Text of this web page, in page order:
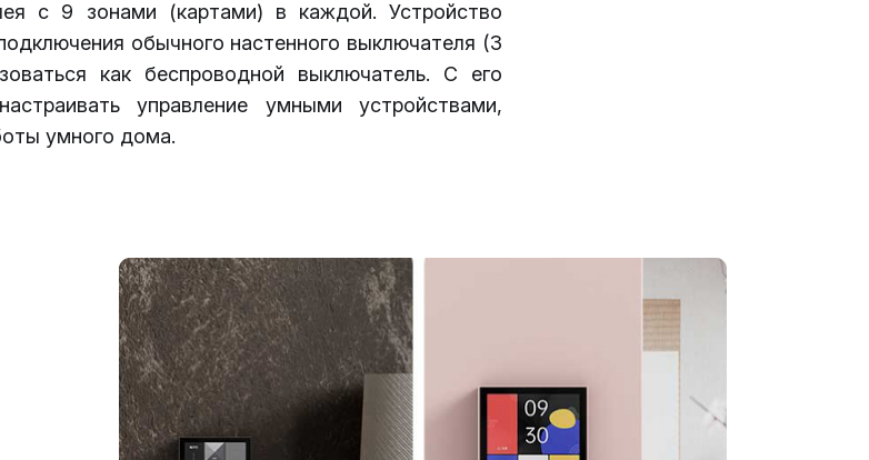
с 9 зонами (картами) в каждой. Устройство
обычного настенного выключателя (3
как беспроводной выключатель. С его
управление умными устройствами,
умного дома.